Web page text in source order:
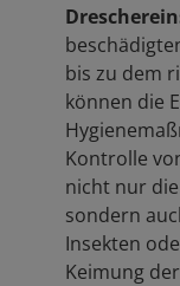
bis zu dem
können die
Kontrolle
nicht nur
sondern
Insekten
Keimung